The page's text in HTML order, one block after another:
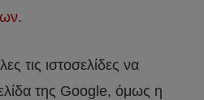
.
τις ιστοσελίδες να
της Google, όμως η